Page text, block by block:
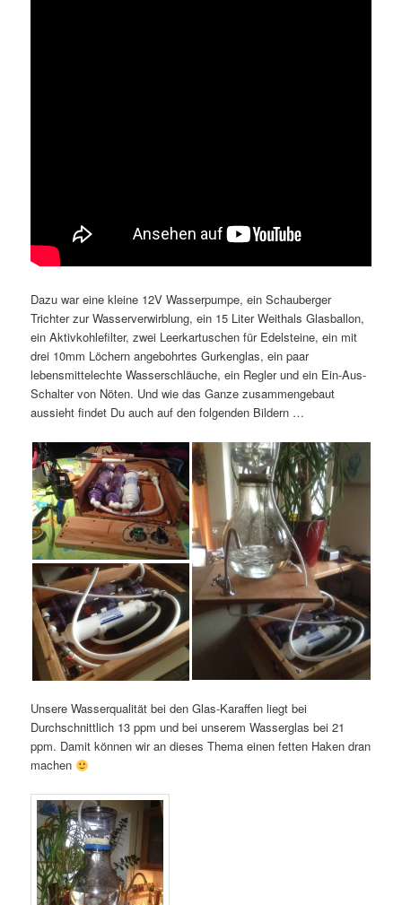
Dazu war eine kleine 12V Wasserpumpe, ein Schauberger
Trichter zur Wasserverwirblung, ein 15 Liter Weithals Glasballon,
ein Aktivkohlefilter, zwei Leerkartuschen für Edelsteine, ein mit
drei 10mm Löchern angebohrtes Gurkenglas, ein paar
lebensmittelechte Wasserschläuche, ein Regler und ein Ein-Aus-
Schalter von Nöten. Und wie das Ganze zusammengebaut
aussieht findet Du auch auf den folgenden Bildern …
Unsere Wasserqualität bei den Glas-Karaffen liegt bei
Durchschnittlich 13 ppm und bei unserem Wasserglas bei 21
ppm. Damit können wir an dieses Thema einen fetten Haken dran
machen